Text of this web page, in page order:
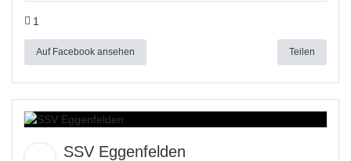
1
Auf Facebook ansehen Teilen
SSV Eggenfelden